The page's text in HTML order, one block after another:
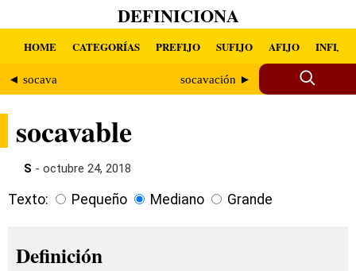
DEFINICIONA
HOME CATEGORÍAS PREFIJO SUFIJO AFIJO INFIJO
◄ socava socavación ►
socavable
S - octubre 24, 2018
Texto: Pequeño Mediano Grande
Definición